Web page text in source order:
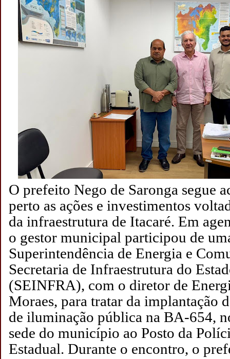
O prefeito Nego de Saronga segue
perto as ações e investimentos
da infraestrutura de Itacaré. Em
o gestor municipal participou de
Superintendência de Energia e
Secretaria de Infraestrutura do
(SEINFRA), com o diretor de
Moraes, para tratar da implantação
de iluminação pública na BA-654,
sede do município ao Posto da
Estadual. Durante o encontro, o